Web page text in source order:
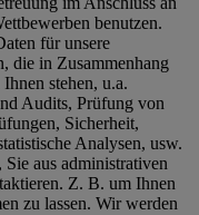
benutzen.
für unsere
die in Zusammenhang
stehen, u.a.
Audits, Prüfung von
Sicherheit,
Analysen, usw.
aus administrativen
Z. B. um Ihnen
zu lassen. Wir werden